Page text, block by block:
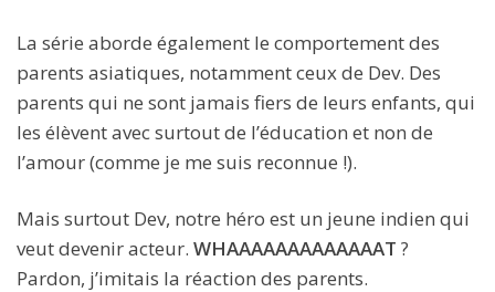
La série aborde également le comportement des
parents asiatiques, notamment ceux de Dev. Des
parents qui ne sont jamais fiers de leurs enfants, qui
les élèvent avec surtout de l’éducation et non de
l’amour (comme je me suis reconnue !).
Mais surtout Dev, notre héro est un jeune indien qui
veut devenir acteur. WHAAAAAAAAAAAAAT ?
Pardon, j’imitais la réaction des parents.